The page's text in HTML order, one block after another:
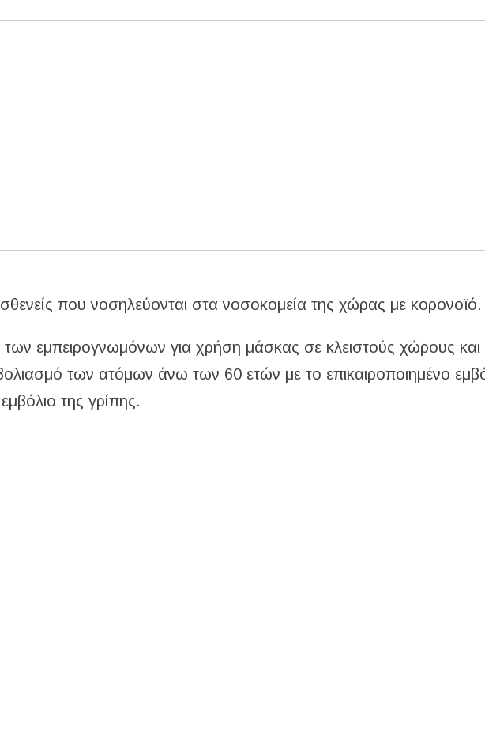
που νοσηλεύονται στα νοσοκομεία της χώρας με κορονοϊό.
των εμπειρογνωμόνων για χρήση μάσκας σε κλειστούς χώρους
των ατόμων άνω των 60 ετών με το επικαιροποιημένο
της γρίπης.